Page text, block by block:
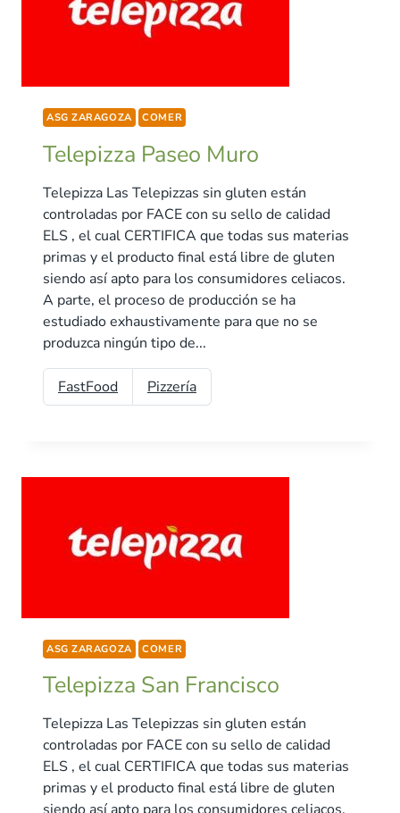
ASG ZARAGOZA COMER
Telepizza Paseo Muro
Telepizza Las Telepizzas sin gluten están
controladas por FACE con su sello de calidad
ELS , el cual CERTIFICA que todas sus materias
primas y el producto final está libre de gluten
siendo así apto para los consumidores celiacos.
A parte, el proceso de producción se ha
estudiado exhaustivamente para que no se
produzca ningún tipo de...
FastFood Pizzería
ASG ZARAGOZA COMER
Telepizza San Francisco
Telepizza Las Telepizzas sin gluten están
controladas por FACE con su sello de calidad
ELS , el cual CERTIFICA que todas sus materias
primas y el producto final está libre de gluten